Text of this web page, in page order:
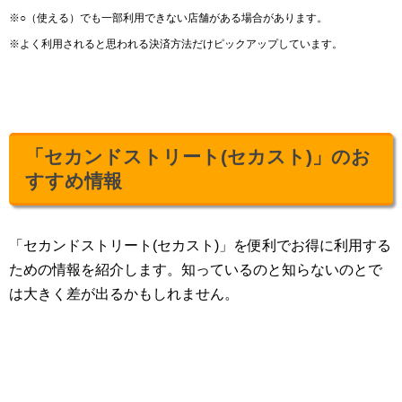
※○（使える）でも一部利用できない店舗がある場合があります。
※よく利用されると思われる決済方法だけピックアップしています。
「セカンドストリート(セカスト)」のお
すすめ情報
「セカンドストリート(セカスト)」を便利でお得に利用する
ための情報を紹介します。知っているのと知らないのとで
は大きく差が出るかもしれません。